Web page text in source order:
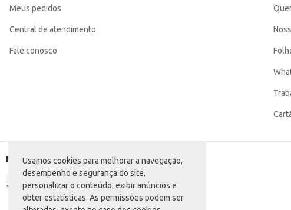
Usamos cookies para melhorar a navegação,
desempenho e segurança do site,
personalizar o conteúdo, exibir anúncios e
obter estatísticas. As permissões podem ser
Categoria: Fósforo, carvão e lenha
EAN: 7898064990060
Meus pedidos
Central de atendimento
Fale conosco
Formas de pagamento